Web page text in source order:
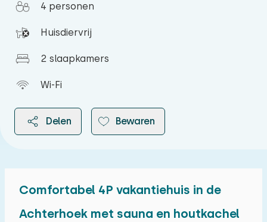
4 personen
Huisdiervrij
2 slaapkamers
Wi-Fi
Delen Bewaren
Comfortabel 4P vakantiehuis in de
Achterhoek met sauna en houtkachel